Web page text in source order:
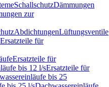
SchallschutzDämmungen
zur
AbdichtungenLüftungsventile
Ersatzteile für
Ersatzteile für
bis 12 l/sErsatzteile für
bis 25